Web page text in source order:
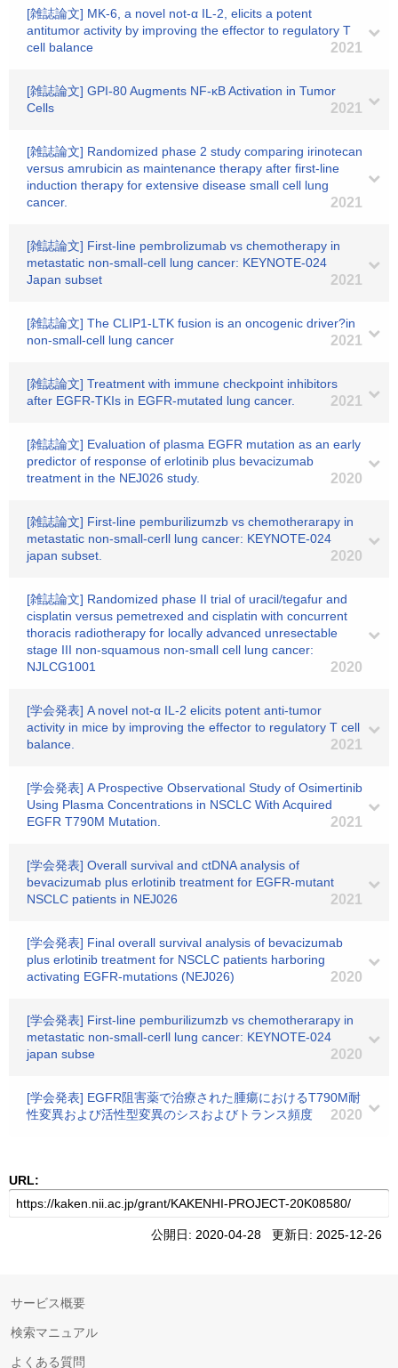
[雑誌論文] MK‐6, a novel not‐α IL‐2, elicits a potent
antitumor activity by improving the effector to regulatory T
cell balance
2021
[雑誌論文] GPI-80 Augments NF-κB Activation in Tumor
Cells
2021
[雑誌論文] Randomized phase 2 study comparing irinotecan
versus amrubicin as maintenance therapy after first‐line
induction therapy for extensive disease small cell lung
cancer.
2021
[雑誌論文] First‐line pembrolizumab vs chemotherapy in
metastatic non‐small‐cell lung cancer: KEYNOTE‐024
Japan subset
2021
[雑誌論文] The CLIP1-LTK fusion is an oncogenic driver?in
non‐small‐cell lung cancer
2021
[雑誌論文] Treatment with immune checkpoint inhibitors
after EGFR-TKIs in EGFR-mutated lung cancer.
2021
[雑誌論文] Evaluation of plasma EGFR mutation as an early
predictor of response of erlotinib plus bevacizumab
treatment in the NEJ026 study.
2020
[雑誌論文] First-line pemburilizumzb vs chemotherarapy in
metastatic non-small-cerll lung cancer: KEYNOTE-024
japan subset.
2020
[雑誌論文] Randomized phase II trial of uracil/tegafur and
cisplatin versus pemetrexed and cisplatin with concurrent
thoracis radiotherapy for locally advanced unresectable
stage III non-squamous non-small cell lung cancer:
NJLCG1001
2020
[学会発表] A novel not-α IL-2 elicits potent anti-tumor
activity in mice by improving the effector to regulatory T cell
balance.
2021
[学会発表] A Prospective Observational Study of Osimertinib
Using Plasma Concentrations in NSCLC With Acquired
EGFR T790M Mutation.
2021
[学会発表] Overall survival and ctDNA analysis of
bevacizumab plus erlotinib treatment for EGFR-mutant
NSCLC patients in NEJ026
2021
[学会発表] Final overall survival analysis of bevacizumab
plus erlotinib treatment for NSCLC patients harboring
activating EGFR-mutations (NEJ026)
2020
[学会発表] First-line pemburilizumzb vs chemotherarapy in
metastatic non-small-cerll lung cancer: KEYNOTE-024
japan subse
2020
[学会発表] EGFR阻害薬で治療された腫瘍におけるT790M耐
性変異および活性型変異のシスおよびトランス頻度
2020
URL:
公開日: 2020-04-28 更新日: 2025-12-26
サービス概要
検索マニュアル
よくある質問